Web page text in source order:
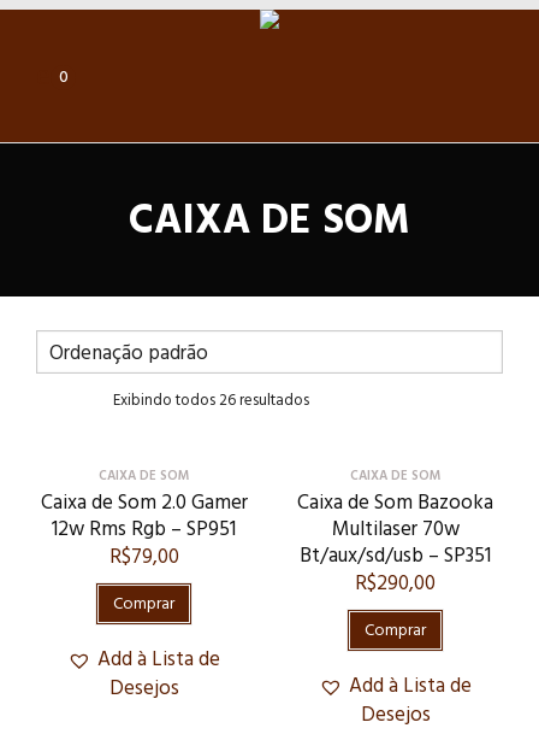
0
CAIXA DE SOM
Exibindo todos 26 resultados
CAIXA DE SOM
Caixa de Som 2.0 Gamer
12w Rms Rgb – SP951
R$79,00
Comprar
Add à Lista de
Desejos
CAIXA DE SOM
Caixa de Som Bazooka
Multilaser 70w
Bt/aux/sd/usb – SP351
R$290,00
Comprar
Add à Lista de
Desejos